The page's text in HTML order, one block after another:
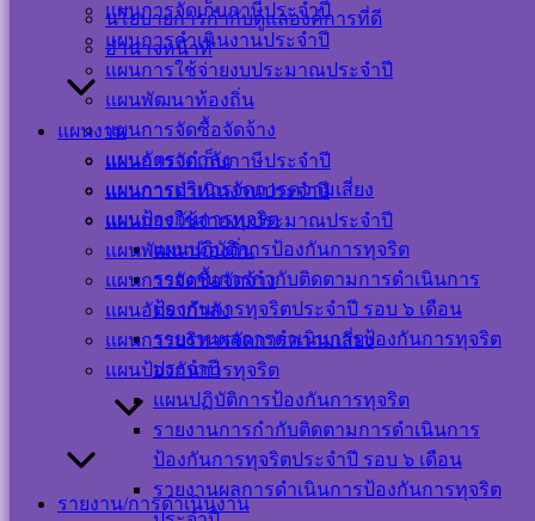
แผนการจัดเก็บภาษีประจำปี
แผนการดำเนินงานประจำปี
แผนการใช้จ่ายงบประมาณประจำปี
แผนพัฒนาท้องถิ่น
แผนการจัดซื้อจัดจ้าง
แผนอัตรากำลัง
แผนการบริหารจัดการความเสี่ยง
แผนป้องกันการทุจริต
แผนปฏิบัติการป้องกันการทุจริต
รายงานการกำกับติดตามการดำเนินการ
ป้องกันการทุจริตประจำปี รอบ ๖ เดือน
รายงานผลการดำเนินการป้องกันการทุจริต
ประจำปี
รายงาน/การดำเนินงาน
นโยบายการกำกับดูแลองค์การที่ดี
อำนาจหน้าที่
แผนงาน
แผนการจัดเก็บภาษีประจำปี
แผนการดำเนินงานประจำปี
แผนการใช้จ่ายงบประมาณประจำปี
แผนพัฒนาท้องถิ่น
แผนการจัดซื้อจัดจ้าง
แผนอัตรากำลัง
แผนการบริหารจัดการความเสี่ยง
แผนป้องกันการทุจริต
แผนปฏิบัติการป้องกันการทุจริต
รายงานการกำกับติดตามการดำเนินการ
ป้องกันการทุจริตประจำปี รอบ ๖ เดือน
รายงานผลการดำเนินการป้องกันการทุจริต
Total Users : 39430
Who's Online : 0
Your IP Address :
216.73.216.103
Powered ByWPS Visitor
Counter
เครือข่าย
ออนไลน์
นโยบาย
นโยบายการ